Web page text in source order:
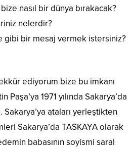
nasıl bir dünya bırakacak?
nelerdir?
gibi bir mesaj vermek istersiniz?
ediyorum bize bu imkanı
1971 yılında Sakarya’da
ataları yerleştikten
Sakarya’da TASKAYA olarak
babasının soyismi saral